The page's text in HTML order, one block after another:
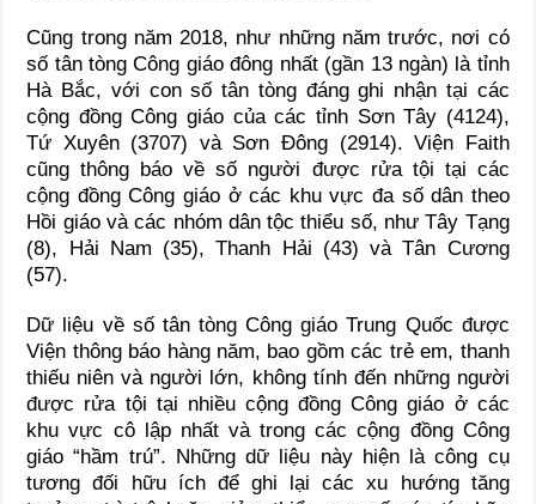
Cũng trong năm 2018, như những năm trước, nơi có
số tân tòng Công giáo đông nhất (gần 13 ngàn) là tỉnh
Hà Bắc, với con số tân tòng đáng ghi nhận tại các
cộng đồng Công giáo của các tỉnh Sơn Tây (4124),
Tứ Xuyên (3707) và Sơn Đông (2914). Viện Faith
cũng thông báo về số người được rửa tội tại các
cộng đồng Công giáo ở các khu vực đa số dân theo
Hồi giáo và các nhóm dân tộc thiểu số, như Tây Tạng
(8), Hải Nam (35), Thanh Hải (43) và Tân Cương
(57).
Dữ liệu về số tân tòng Công giáo Trung Quốc được
Viện thông báo hàng năm, bao gồm các trẻ em, thanh
thiếu niên và người lớn, không tính đến những người
được rửa tội tại nhiều cộng đồng Công giáo ở các
khu vực cô lập nhất và trong các cộng đồng Công
giáo “hầm trú”. Những dữ liệu này hiện là công cụ
tương đối hữu ích để ghi lại các xu hướng tăng